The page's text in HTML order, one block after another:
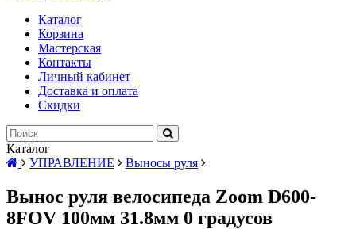
Каталог
Корзина
Мастерская
Контакты
Личный кабинет
Доставка и оплата
Скидки
Каталог
УПРАВЛЕНИЕ
Выносы руля
Вынос руля велосипеда Zoom D600-
8FOV 100мм 31.8мм 0 градусов